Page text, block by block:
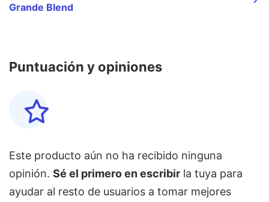
Grande Blend
Puntuación y opiniones
Este producto aún no ha recibido ninguna
opinión. Sé el primero en escribir la tuya para
ayudar al resto de usuarios a tomar mejores